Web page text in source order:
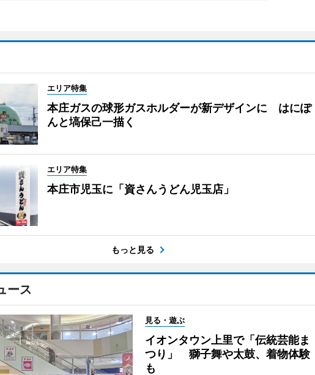
エリア特集
本庄ガスの球形ガスホルダーが新デザインに はにぽ
んと塙保己一描く
エリア特集
本庄市児玉に「資さんうどん児玉店」
もっと見る
ース
見る・遊ぶ
イオンタウン上里で「伝統芸能ま
つり」 獅子舞や太鼓、着物体験
も